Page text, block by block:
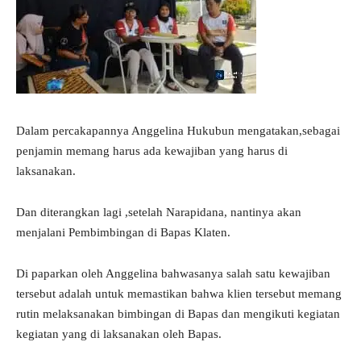
Dalam percakapannya Anggelina Hukubun mengatakan,sebagai
penjamin memang harus ada kewajiban yang harus di
laksanakan.
Dan diterangkan lagi ,setelah Narapidana, nantinya akan
menjalani Pembimbingan di Bapas Klaten.
Di paparkan oleh Anggelina bahwasanya salah satu kewajiban
tersebut adalah untuk memastikan bahwa klien tersebut memang
rutin melaksanakan bimbingan di Bapas dan mengikuti kegiatan
kegiatan yang di laksanakan oleh Bapas.